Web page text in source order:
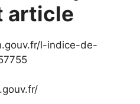
article
l-indice-de-